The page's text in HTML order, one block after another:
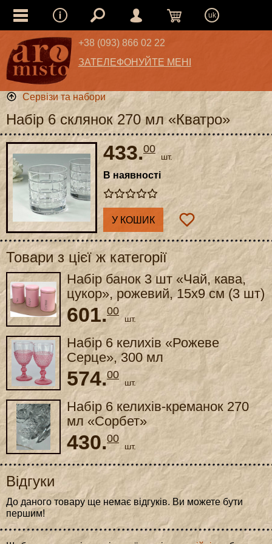
uk
+38 (093) 866 02 22
ЗАТЕЛЕФОНУЙТЕ МЕНІ
Сервізи та набори
Набір 6 склянок 270 мл «Кватро»
433.00
шт.
В наявності
У КОШИК
Товари з цієї ж категорії
Набір банок 3 шт «Чай, кава,
цукор», рожевий, 15x9 см (3 шт)
601.00
шт.
Набір 6 келихів «Рожеве
Серце», 300 мл
574.00
шт.
Набір 6 келихів-креманок 270
мл «Сорбет»
430.00
шт.
Відгуки
До даного товару ще немає відгуків. Ви можете бути
першим!